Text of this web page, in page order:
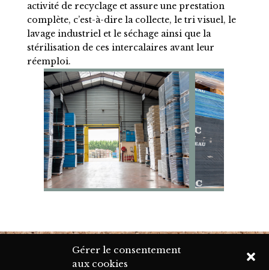
Gérer le consentement
aux cookies
activité de recyclage et assure une prestation
complète, c’est-à-dire la collecte, le tri visuel, le
lavage industriel et le séchage ainsi que la
stérilisation de ces intercalaires avant leur
réemploi.